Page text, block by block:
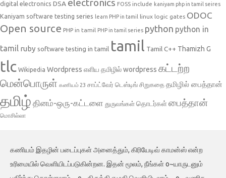
digital electronics DSA electronics FOSS include kaniyam php in tamil seires
Kaniyam software testing series learn PHP in tamil linux logic gates ODOC
Open source PHP in tamil PHP in tamil series python python in
tamil ruby software testing in tamil tamil Tamil C++ Thamizh G
tlc Wikipedia Wordpress எளிய தமிழில் wordpress கட்டற்ற
மென்பொருள் கணியம் 23 சாப்ட்வேர் டெஸ்டிங் சிறுகதை தமிழில் பைத்தான்
தமிழ் தினம்-ஒரு-கட்டளை துருவங்கள் தொடர்கள்பைத்தான்
மொசில்லா
கணியம் இதழின் படைப்புகள் அனைத்தும், கிரியேடிவ் காமன்ஸ் என்ற
உரிமையில் வெளியிடப்படுகின்றன. இதன் மூலம், நீங்கள் o~யாருடனும்